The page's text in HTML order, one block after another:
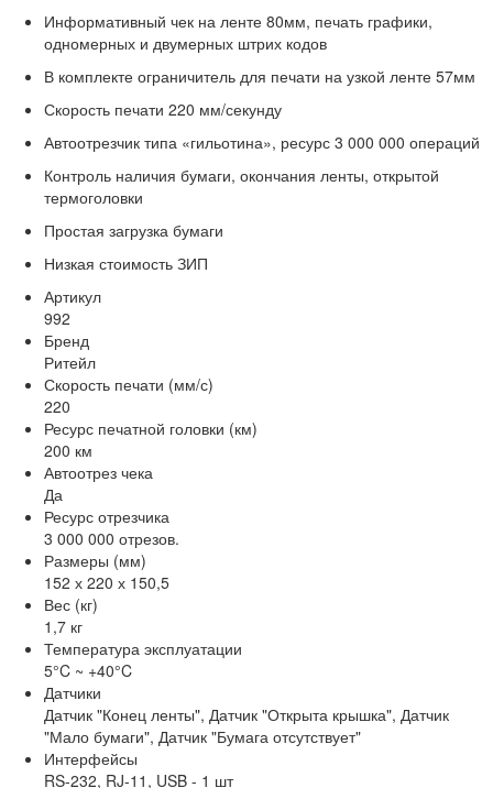
Информативный чек на ленте 80мм, печать графики,
одномерных и двумерных штрих кодов
В комплекте ограничитель для печати на узкой ленте 57мм
Скорость печати 220 мм/секунду
Автоотрезчик типа «гильотина», ресурс 3 000 000 операций
Контроль наличия бумаги, окончания ленты, открытой
термоголовки
Простая загрузка бумаги
Низкая стоимость ЗИП
Артикул
992
Бренд
Ритейл
Скорость печати (мм/с)
220
Ресурс печатной головки (км)
200 км
Автоотрез чека
Да
Ресурс отрезчика
3 000 000 отрезов.
Размеры (мм)
152 х 220 х 150,5
Вес (кг)
1,7 кг
Температура эксплуатации
5°C ~ +40°C
Датчики
Датчик "Конец ленты", Датчик "Открыта крышка", Датчик
"Мало бумаги", Датчик "Бумага отсутствует"
Интерфейсы
RS-232, RJ-11, USB - 1 шт